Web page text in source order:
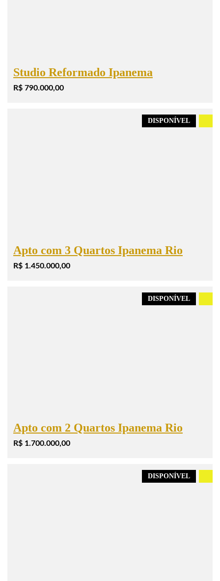
Studio Reformado Ipanema
R$ 790.000,00
DISPONÍVEL
Apto com 3 Quartos Ipanema Rio
R$ 1.450.000,00
DISPONÍVEL
Apto com 2 Quartos Ipanema Rio
R$ 1.700.000,00
DISPONÍVEL